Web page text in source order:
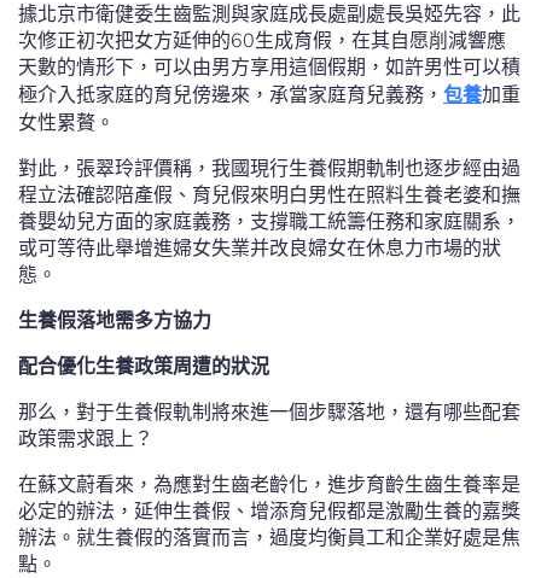
據北京市衛健委生齒監測與家庭成長處副處長吳婭先容，此
次修正初次把女方延伸的60生成育假，在其自愿削減響應
天數的情形下，可以由男方享用這個假期，如許男性可以積
極介入抵家庭的育兒傍邊來，承當家庭育兒義務， 包養加重
女性累贅。
對此，張翠玲評價稱，我國現行生養假期軌制也逐步經由過
程立法確認陪產假、育兒假來明白男性在照料生養老婆和撫
養嬰幼兒方面的家庭義務，支撐職工統籌任務和家庭關系，
或可等待此舉增進婦女失業并改良婦女在休息力市場的狀
態。
生養假落地需多方協力
配合優化生養政策周遭的狀況
那么，對于生養假軌制將來進一個步驟落地，還有哪些配套
政策需求跟上？
在蘇文蔚看來，為應對生齒老齡化，進步育齡生齒生養率是
必定的辦法，延伸生養假、增添育兒假都是激勵生養的嘉獎
辦法。就生養假的落實而言，過度均衡員工和企業好處是焦
點。